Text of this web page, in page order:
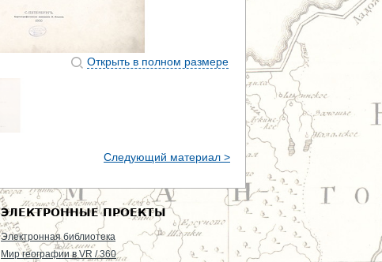
Открыть в полном размере
Следующий материал >
ЭЛЕКТРОННЫЕ ПРОЕКТЫ
Электронная библиотека
Мир географии в VR / 360